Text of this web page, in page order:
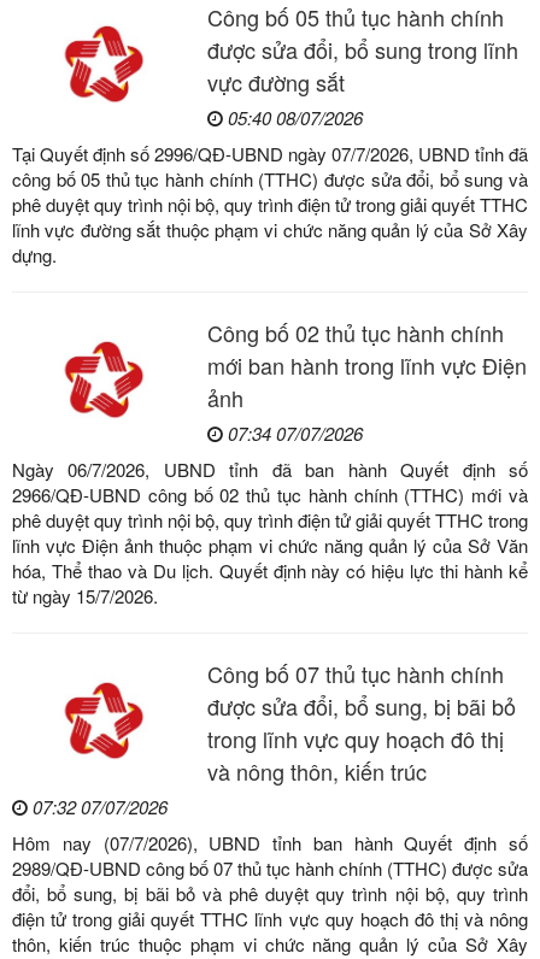
Công bố 05 thủ tục hành chính
được sửa đổi, bổ sung trong lĩnh
vực đường sắt
05:40 08/07/2026
Tại Quyết định số 2996/QĐ-UBND ngày 07/7/2026, UBND tỉnh đã
công bố 05 thủ tục hành chính (TTHC) được sửa đổi, bổ sung và
phê duyệt quy trình nội bộ, quy trình điện tử trong giải quyết TTHC
lĩnh vực đường sắt thuộc phạm vi chức năng quản lý của Sở Xây
dựng.
Công bố 02 thủ tục hành chính
mới ban hành trong lĩnh vực Điện
ảnh
07:34 07/07/2026
Ngày 06/7/2026, UBND tỉnh đã ban hành Quyết định số
2966/QĐ-UBND công bố 02 thủ tục hành chính (TTHC) mới và
phê duyệt quy trình nội bộ, quy trình điện tử giải quyết TTHC trong
lĩnh vực Điện ảnh thuộc phạm vi chức năng quản lý của Sở Văn
hóa, Thể thao và Du lịch. Quyết định này có hiệu lực thi hành kể
từ ngày 15/7/2026.
Công bố 07 thủ tục hành chính
được sửa đổi, bổ sung, bị bãi bỏ
trong lĩnh vực quy hoạch đô thị
và nông thôn, kiến trúc
07:32 07/07/2026
Hôm nay (07/7/2026), UBND tỉnh ban hành Quyết định số
2989/QĐ-UBND công bố 07 thủ tục hành chính (TTHC) được sửa
đổi, bổ sung, bị bãi bỏ và phê duyệt quy trình nội bộ, quy trình
điện tử trong giải quyết TTHC lĩnh vực quy hoạch đô thị và nông
thôn, kiến trúc thuộc phạm vi chức năng quản lý của Sở Xây